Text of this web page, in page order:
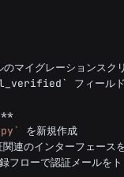
フィール
**
フローで認証メールを